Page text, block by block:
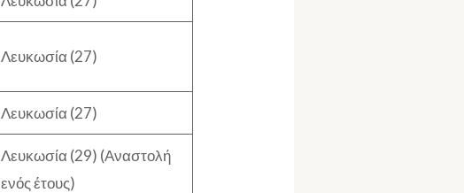
Λευκωσία (27)
Λευκωσία (27)
Λευκωσία (29) (Αναστολή
ενός έτους)